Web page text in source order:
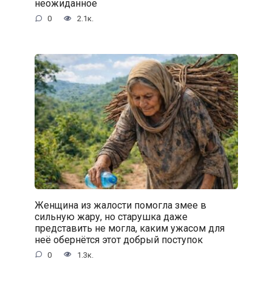
неожиданное
0 2.1к.
Женщина из жалости помогла змее в
сильную жару, но старушка даже
представить не могла, каким ужасом для
неё обернётся этот добрый поступок
0 1.3к.